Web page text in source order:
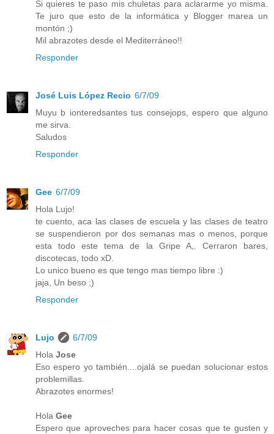
Si quieres te paso mis chuletas para aclararme yo misma.
Te juro que esto de la informática y Blogger marea un
montón ;)
Mil abrazotes desde el Mediterráneo!!
Responder
José Luis López Recio 6/7/09
Muyu b ionteredsantes tus consejops, espero que alguno
me sirva.
Saludos
Responder
Gee 6/7/09
Hola Lujo!
te cuento, aca las clases de escuela y las clases de teatro
se suspendieron por dos semanas mas o menos, porque
esta todo este tema de la Gripe A,. Cerraron bares,
discotecas, todo xD.
Lo unico bueno es que tengo mas tiempo libre :)
jaja, Un beso ;)
Responder
Lujo
6/7/09
Hola Jose
Eso espero yo también....ojalá se puedan solucionar estos
problemillas.
Abrazotes enormes!
Hola Gee
Espero que aproveches para hacer cosas que te gusten y